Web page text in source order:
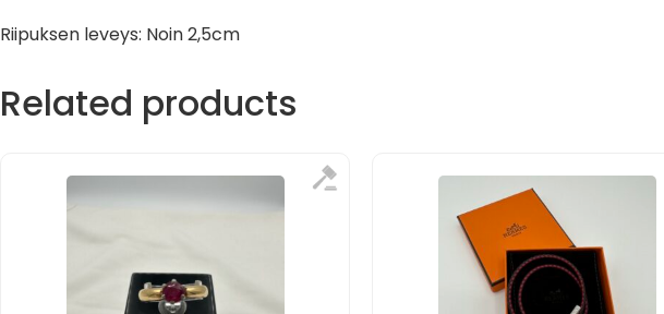
Riipuksen leveys: Noin 2,5cm
Related products